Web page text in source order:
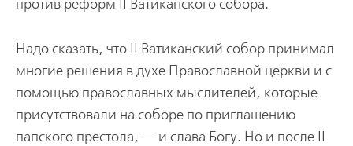
против реформ II Ватиканского собора.
Надо сказать, что II Ватиканский собор принимал
многие решения в духе Православной церкви и с
помощью православных мыслителей, которые
присутствовали на соборе по приглашению
папского престола, — и слава Богу. Но и после II